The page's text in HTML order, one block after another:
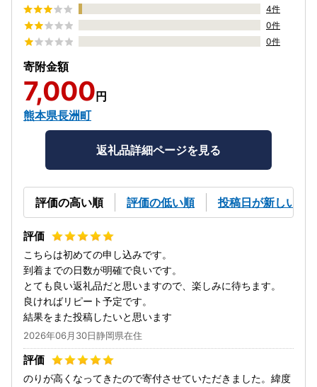
4件
0件
0件
寄附金額
7,000 円
熊本県長洲町
返礼品詳細ページを見る
評価の高い順 評価の低い順 投稿日が新しい順
こちらは初めての申し込みです。
到着までの日数が明確で良いです。
とても良い返礼品だと思いますので、楽しみに待ちます。
良ければリピート予定です。
結果をまた投稿したいと思います
2026年06月30日静岡県在住
のりが高くなってきたので寄付させていただきました。緯度